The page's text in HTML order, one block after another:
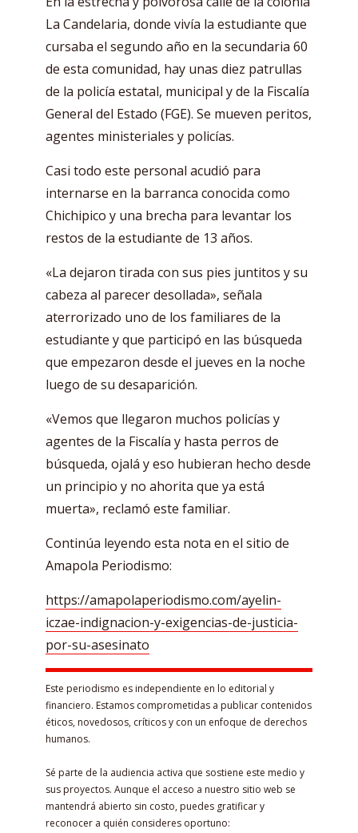
La Candelaria, donde vivía la estudiante que
cursaba el segundo año en la secundaria 60
de esta comunidad, hay unas diez patrullas
de la policía estatal, municipal y de la Fiscalía
General del Estado (FGE). Se mueven peritos,
agentes ministeriales y policías.
Casi todo este personal acudió para
internarse en la barranca conocida como
Chichipico y una brecha para levantar los
restos de la estudiante de 13 años.
«La dejaron tirada con sus pies juntitos y su
cabeza al parecer desollada», señala
aterrorizado uno de los familiares de la
estudiante y que participó en las búsqueda
que empezaron desde el jueves en la noche
luego de su desaparición.
«Vemos que llegaron muchos policías y
agentes de la Fiscalía y hasta perros de
búsqueda, ojalá y eso hubieran hecho desde
un principio y no ahorita que ya está
muerta», reclamó este familiar.
Continúa leyendo esta nota en el sitio de
Amapola Periodismo:
https://amapolaperiodismo.com/ayelin-
iczae-indignacion-y-exigencias-de-justicia-
por-su-asesinato
Este periodismo es independiente en lo editorial y
financiero. Estamos comprometidas a publicar contenidos
éticos, novedosos, críticos y con un enfoque de derechos
humanos.
Sé parte de la audiencia activa que sostiene este medio y
sus proyectos. Aunque el acceso a nuestro sitio web se
mantendrá abierto sin costo, puedes gratificar y
reconocer a quién consideres oportuno: